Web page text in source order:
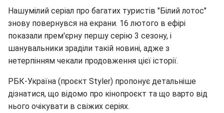
Нашумілий серіал про багатих туристів "Білий лотос"
знову повернувся на екрани. 16 лютого в ефірі
показали прем'єрну першу серію 3 сезону, і
шанувальники зраділи такій новині, адже з
нетерпінням чекали продовження цієї історії.
РБК-Україна (проєкт Styler) пропонує детальніше
дізнатися, що відомо про кінопроєкт та що варто від
нього очікувати в свіжих серіях.